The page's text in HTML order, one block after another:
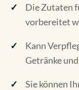
Die Zutaten
vorbereitet
Kann
Getränke
Sie können